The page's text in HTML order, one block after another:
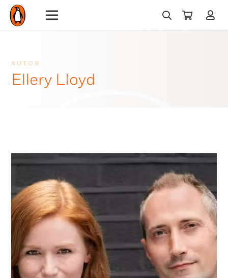
AUTOR
Ellery Lloyd